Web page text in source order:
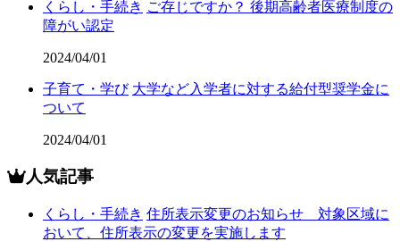
くらし・手続き ご存じですか？ 後期高齢者医療制度の
障がい認定
2024/04/01
子育て・学び 大学など入学者に対する給付型奨学金に
ついて
2024/04/01
人気記事
くらし・手続き 住所表示変更のお知らせ 対象区域に
おいて、住所表示の変更を実施します